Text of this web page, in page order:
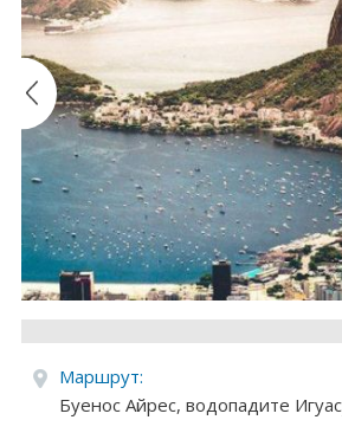
Лято 2026
Най-търсени оферти
Круизи
Уикенд програми
ДЕСТИНАЦИИ
Египет
Чехия
Тунис
Маршрут:
Буенос Айрес, водопадите